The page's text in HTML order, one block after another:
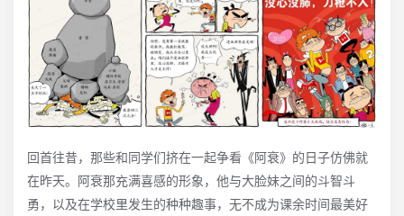
回首往昔，那些和同学们挤在一起争看《阿衰》的日子仿佛就
在昨天。阿衰那充满喜感的形象，他与大脸妹之间的斗智斗
勇，以及在学校里发生的种种趣事，无不成为课余时间最美好